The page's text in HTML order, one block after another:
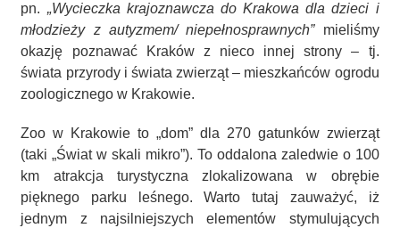
pn. „Wycieczka krajoznawcza do Krakowa dla dzieci i
młodzieży z autyzmem/ niepełnosprawnych”mieliśmy
okazję poznawać Kraków z nieco innej strony – tj.
świata przyrody i świata zwierząt – mieszkańców ogrodu
zoologicznego w Krakowie.
Zoo w Krakowie to „dom” dla 270 gatunków zwierząt
(taki „Świat w skali mikro”). To oddalona zaledwie o 100
km atrakcja turystyczna zlokalizowana w obrębie
pięknego parku leśnego. Warto tutaj zauważyć, iż
jednym z najsilniejszych elementów stymulujących